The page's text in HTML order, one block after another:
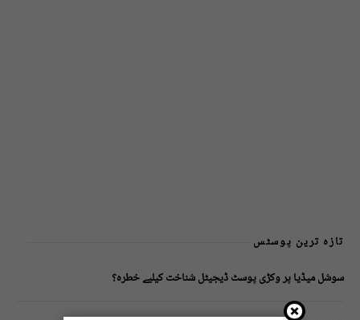
تازہ ترین پوسٹس
سوشل میڈیا پر وکڑی پوسٹ ڈیجیٹل شناخت کیلیے خطرہ؟